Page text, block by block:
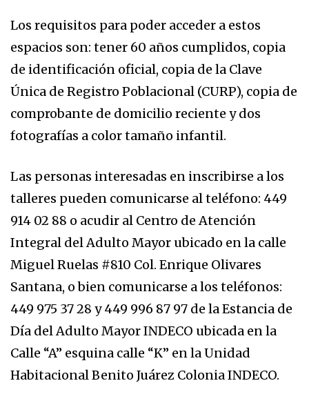
Los requisitos para poder acceder a estos
espacios son: tener 60 años cumplidos, copia
de identificación oficial, copia de la Clave
Única de Registro Poblacional (CURP), copia de
comprobante de domicilio reciente y dos
fotografías a color tamaño infantil.
Las personas interesadas en inscribirse a los
talleres pueden comunicarse al teléfono: 449
914 02 88 o acudir al Centro de Atención
Integral del Adulto Mayor ubicado en la calle
Miguel Ruelas #810 Col. Enrique Olivares
Santana, o bien comunicarse a los teléfonos:
449 975 37 28 y 449 996 87 97 de la Estancia de
Día del Adulto Mayor INDECO ubicada en la
Calle “A” esquina calle “K” en la Unidad
Habitacional Benito Juárez Colonia INDECO.